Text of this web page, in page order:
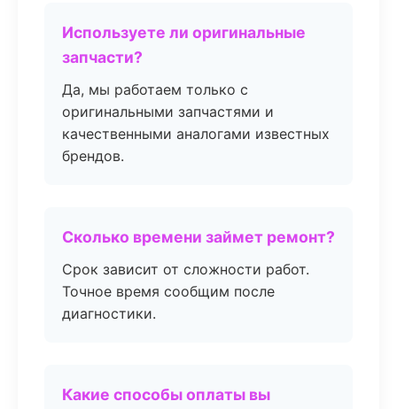
Используете ли оригинальные
запчасти?
Да, мы работаем только с
оригинальными запчастями и
качественными аналогами известных
брендов.
Сколько времени займет ремонт?
Срок зависит от сложности работ.
Точное время сообщим после
диагностики.
Какие способы оплаты вы